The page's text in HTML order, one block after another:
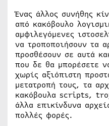
Ένας άλλος συνήθης
από κακόβουλο
αμφιλεγόμενες
να τροποποιήσουν τα
προσθέσουν σε αυτά
που δε θα μπορέσετε
χωρίς αξιόπιστη
μετατροπή τους, τα
κακόβουλα scripts,
άλλα επικίνδυνα
πολλές φορές.